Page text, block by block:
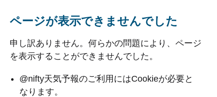
ページが表示できませんでした
申し訳ありません。何らかの問題により、ページ
を表示することができませんでした。
@nifty天気予報のご利用にはCookieが必要と
なります。